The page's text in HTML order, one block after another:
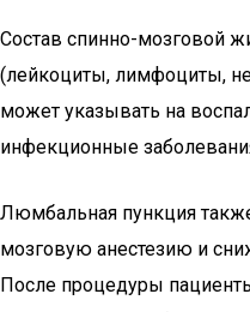
Состав спинно-мозговой
(лейкоциты, лимфоциты,
может указывать на
инфекционные
Люмбальная пункция
мозговую анестезию и
После процедуры